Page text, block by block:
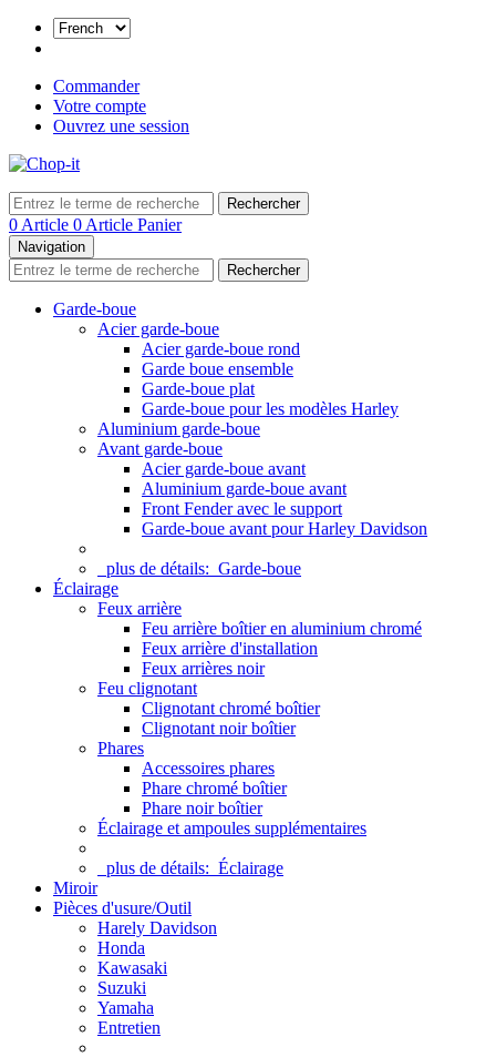
Commander
Votre compte
Ouvrez une session
Rechercher
0 Article 0 Article Panier
Navigation
Rechercher
Garde-boue
Acier garde-boue
Acier garde-boue rond
Garde boue ensemble
Garde-boue plat
Garde-boue pour les modèles Harley
Aluminium garde-boue
Avant garde-boue
Acier garde-boue avant
Aluminium garde-boue avant
Front Fender avec le support
Garde-boue avant pour Harley Davidson
plus de détails: Garde-boue
Éclairage
Feux arrière
Feu arrière boîtier en aluminium chromé
Feux arrière d'installation
Feux arrières noir
Feu clignotant
Clignotant chromé boîtier
Clignotant noir boîtier
Phares
Accessoires phares
Phare chromé boîtier
Phare noir boîtier
Éclairage et ampoules supplémentaires
plus de détails: Éclairage
Miroir
Pièces d'usure/Outil
Harely Davidson
Honda
Kawasaki
Suzuki
Yamaha
Entretien